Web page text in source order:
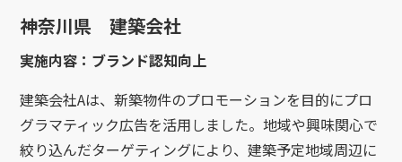
神奈川県 建築会社
実施内容：ブランド認知向上
建築会社Aは、新築物件のプロモーションを目的にプロ
グラマティック広告を活用しました。地域や興味関心で
絞り込んだターゲティングにより、建築予定地域周辺に